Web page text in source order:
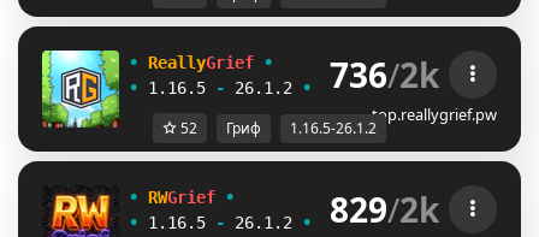
• ReallyGrief • ЗАХ
•
1.16.5 - 26.1.2 • ПОЛУЧИ ТОПОВЫЙ
736/2k
top.reallygrief.pw
52 Гриф 1.16.5-26.1.2
• RWGrief •
ОДИ И
•
1.16.5 - 26.1.2 • ПОЛУЧИ ТОПОВЫЙ
829/2k